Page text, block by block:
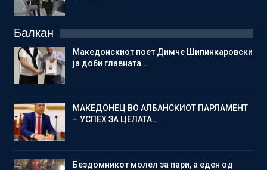
Балкан
Македонскиот поет Димче Шипинкаровски
ја доби главната…
МАКЕДОНЕЦ ВО АЛБАНСКИОТ ПАРЛАМЕНТ
– УСПЕХ ЗА ЦЕЛАТА…
Бездомникот молел за пари, а еден од